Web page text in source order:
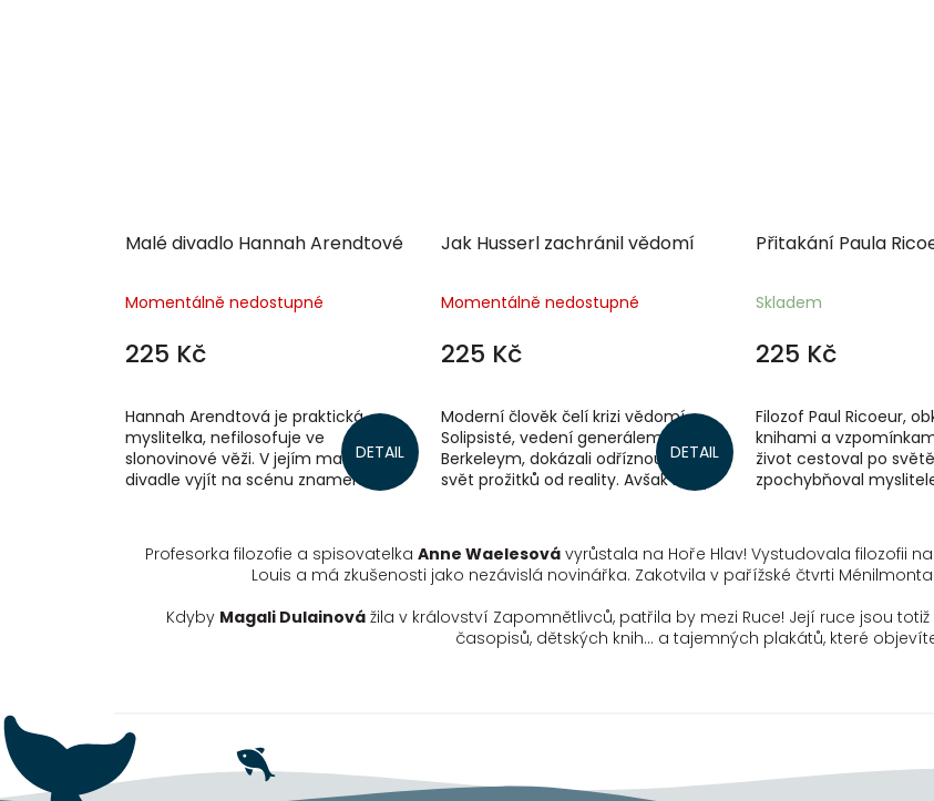
Malé divadlo Hannah Arendtové
Momentálně nedostupné
225 Kč
DETAIL
Hannah Arendtová je praktická
myslitelka, nefilosofuje ve
slonovinové věži. V jejím malém
divadle vyjít na scénu znamená
Jak Husserl zachránil vědomí
Momentálně nedostupné
225 Kč
DETAIL
Moderní člověk čelí krizi vědomí.
Solipsisté, vedení generálem
Berkeleym, dokázali odříznout vnitřní
svět prožitků od reality. Avšak malý
Přitakání Paula
Skladem
225 Kč
Filozof Paul Ricoeur,
knihami a
život cestoval po
zpochybňoval
Profesorka filozofie a spisovatelka Anne Waelesovávyrůstala na Hoře Hlav! Vystudovala filozofii
Louis a má zkušenosti jako nezávislá novinářka. Zakotvila v pařížské čtvrti
Kdyby Magali Dulainovážila v království Zapomnětlivců, patřila by mezi Ruce! Její ruce jsou
časopisů, dětských knih... a tajemných plakátů, které